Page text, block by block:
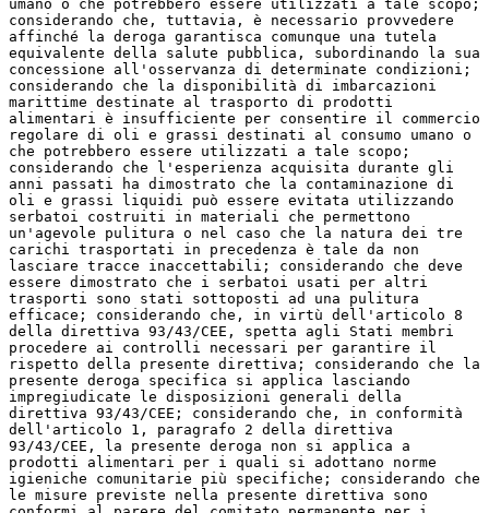
umano o che potrebbero essere utilizzati a tale scopo;
considerando che, tuttavia, è necessario provvedere
affinché la deroga garantisca comunque una tutela
equivalente della salute pubblica, subordinando la sua
concessione all'osservanza di determinate condizioni;
considerando che la disponibilità di imbarcazioni
marittime destinate al trasporto di prodotti
alimentari è insufficiente per consentire il commercio
regolare di oli e grassi destinati al consumo umano o
che potrebbero essere utilizzati a tale scopo;
considerando che l'esperienza acquisita durante gli
anni passati ha dimostrato che la contaminazione di
oli e grassi liquidi può essere evitata utilizzando
serbatoi costruiti in materiali che permettono
un'agevole pulitura o nel caso che la natura dei tre
carichi trasportati in precedenza è tale da non
lasciare tracce inaccettabili; considerando che deve
essere dimostrato che i serbatoi usati per altri
trasporti sono stati sottoposti ad una pulitura
efficace; considerando che, in virtù dell'articolo 8
della direttiva 93/43/CEE, spetta agli Stati membri
procedere ai controlli necessari per garantire il
rispetto della presente direttiva; considerando che la
presente deroga specifica si applica lasciando
impregiudicate le disposizioni generali della
direttiva 93/43/CEE; considerando che, in conformità
dell'articolo 1, paragrafo 2 della direttiva
93/43/CEE, la presente deroga non si applica a
prodotti alimentari per i quali si adottano norme
igieniche comunitarie più specifiche; considerando che
le misure previste nella presente direttiva sono